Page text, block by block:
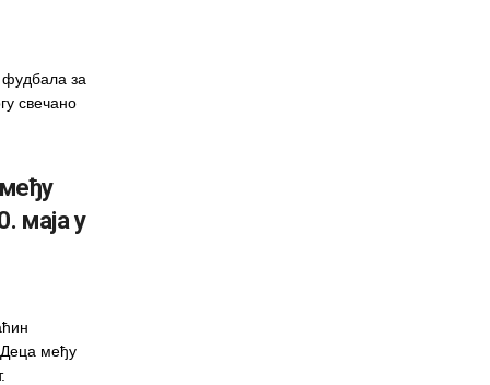
фудбала за
свечано
маја у
међу